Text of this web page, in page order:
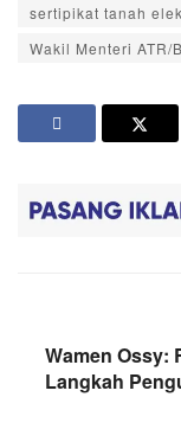
sertipikat tanah
Wakil Menteri ATR/
Wamen Ossy:
Langkah